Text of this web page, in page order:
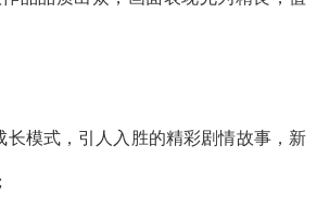
长模式，引人入胜的精彩剧情故事，新